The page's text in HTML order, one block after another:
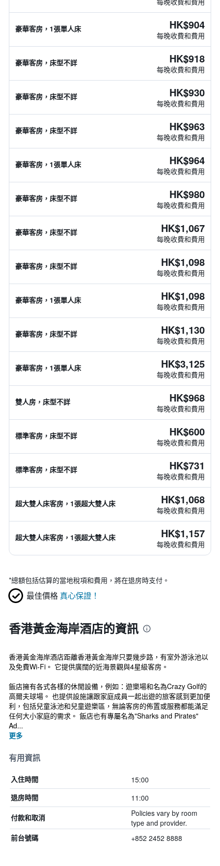
豪華客房，1張單人床 HK$904
每晚收費和費用
豪華客房，床型不詳 HK$918
每晚收費和費用
豪華客房，床型不詳 HK$930
每晚收費和費用
豪華客房，床型不詳 HK$963
每晚收費和費用
豪華客房，1張單人床 HK$964
每晚收費和費用
豪華客房，床型不詳 HK$980
每晚收費和費用
豪華客房，床型不詳 HK$1,067
每晚收費和費用
豪華客房，床型不詳 HK$1,098
每晚收費和費用
豪華客房，1張單人床 HK$1,098
每晚收費和費用
豪華客房，床型不詳 HK$1,130
每晚收費和費用
豪華客房，1張單人床 HK$3,125
每晚收費和費用
雙人房，床型不詳 HK$968
每晚收費和費用
標準客房，床型不詳 HK$600
每晚收費和費用
標準客房，床型不詳 HK$731
每晚收費和費用
超大雙人床客房，1張超大雙人床 HK$1,068
每晚收費和費用
超大雙人床客房，1張超大雙人床 HK$1,157
每晚收費和費用
*總額包括估算的當地稅項和費用，將在退房時支付。
最佳價格 真心保證！
香港黃金海岸酒店的資訊
香港黃金海岸酒店距離香港黃金海岸只要幾步路，有室外游泳池以
及免費Wi-Fi。 它提供廣闊的近海景觀與4星級客房。
飯店擁有各式各樣的休閒設備，例如：遊樂場和名為Crazy Golf的
高爾夫球場。 也提供設施讓跟家庭成員一起出遊的旅客感到更加便
利，包括兒童泳池和兒童遊樂區，無論客房的佈置或服務都能滿足
任何大小家庭的需求。 飯店也有專屬名為"Sharks and Pirates"
Ad...
更多
有用資訊
入住時間 15:00
退房時間 11:00
付款和取消
Policies vary by room
type and provider.
前台號碼 +852 2452 8888